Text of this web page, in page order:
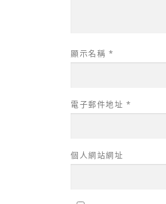
顯示名稱 *
電子郵件地址 *
個人網站網址